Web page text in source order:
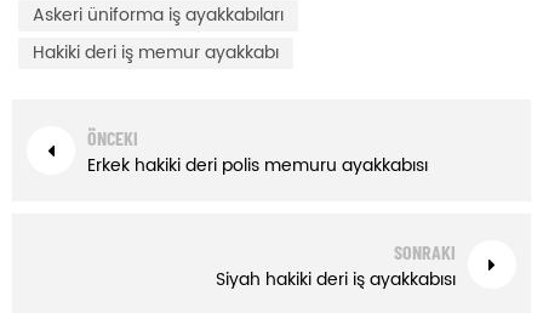
Askeri üniforma iş ayakkabıları
Hakiki deri iş memur ayakkabı
ÖNCEKI
Erkek hakiki deri polis memuru ayakkabısı
SONRAKI
Siyah hakiki deri iş ayakkabısı